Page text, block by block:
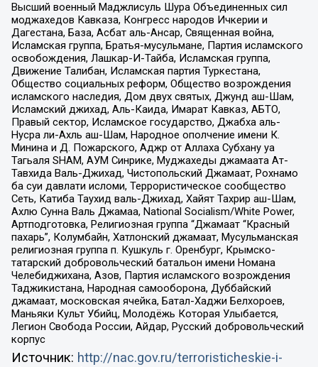
Высший военный Маджлисуль Шура Объединенных сил
моджахедов Кавказа, Конгресс народов Ичкерии и
Дагестана, База, Асбат аль-Ансар, Священная война,
Исламская группа, Братья-мусульмане, Партия исламского
освобождения, Лашкар-И-Тайба, Исламская группа,
Движение Талибан, Исламская партия Туркестана,
Общество социальных реформ, Общество возрождения
исламского наследия, Дом двух святых, Джунд аш-Шам,
Исламский джихад, Аль-Каида, Имарат Кавказ, АБТО,
Правый сектор, Исламское государство, Джабха аль-
Нусра ли-Ахль аш-Шам, Народное ополчение имени К.
Минина и Д. Пожарского, Аджр от Аллаха Субхану уа
Тагьаля SHAM, АУМ Синрике, Муджахеды джамаата Ат-
Тавхида Валь-Джихад, Чистопольский Джамаат, Рохнамо
ба суи давлати исломи, Террористическое сообщество
Сеть, Катиба Таухид валь-Джихад, Хайят Тахрир аш-Шам,
Ахлю Сунна Валь Джамаа, National Socialism/White Power,
Артподготовка, Религиозная группа “Джамаат “Красный
пахарь”, Колумбайн, Хатлонский джамаат, Мусульманская
религиозная группа п. Кушкуль г. Оренбург, Крымско-
татарский добровольческий батальон имени Номана
Челебиджихана, Азов, Партия исламского возрождения
Таджикистана, Народная самооборона, Дуббайский
джамаат, московская ячейка, Батал-Хаджи Белхороев,
Маньяки Культ Убийц, Молодёжь Которая Улыбается,
Легион Свобода России, Айдар, Русский добровольческий
корпус
Источник: http://nac.gov.ru/terroristicheskie-i-